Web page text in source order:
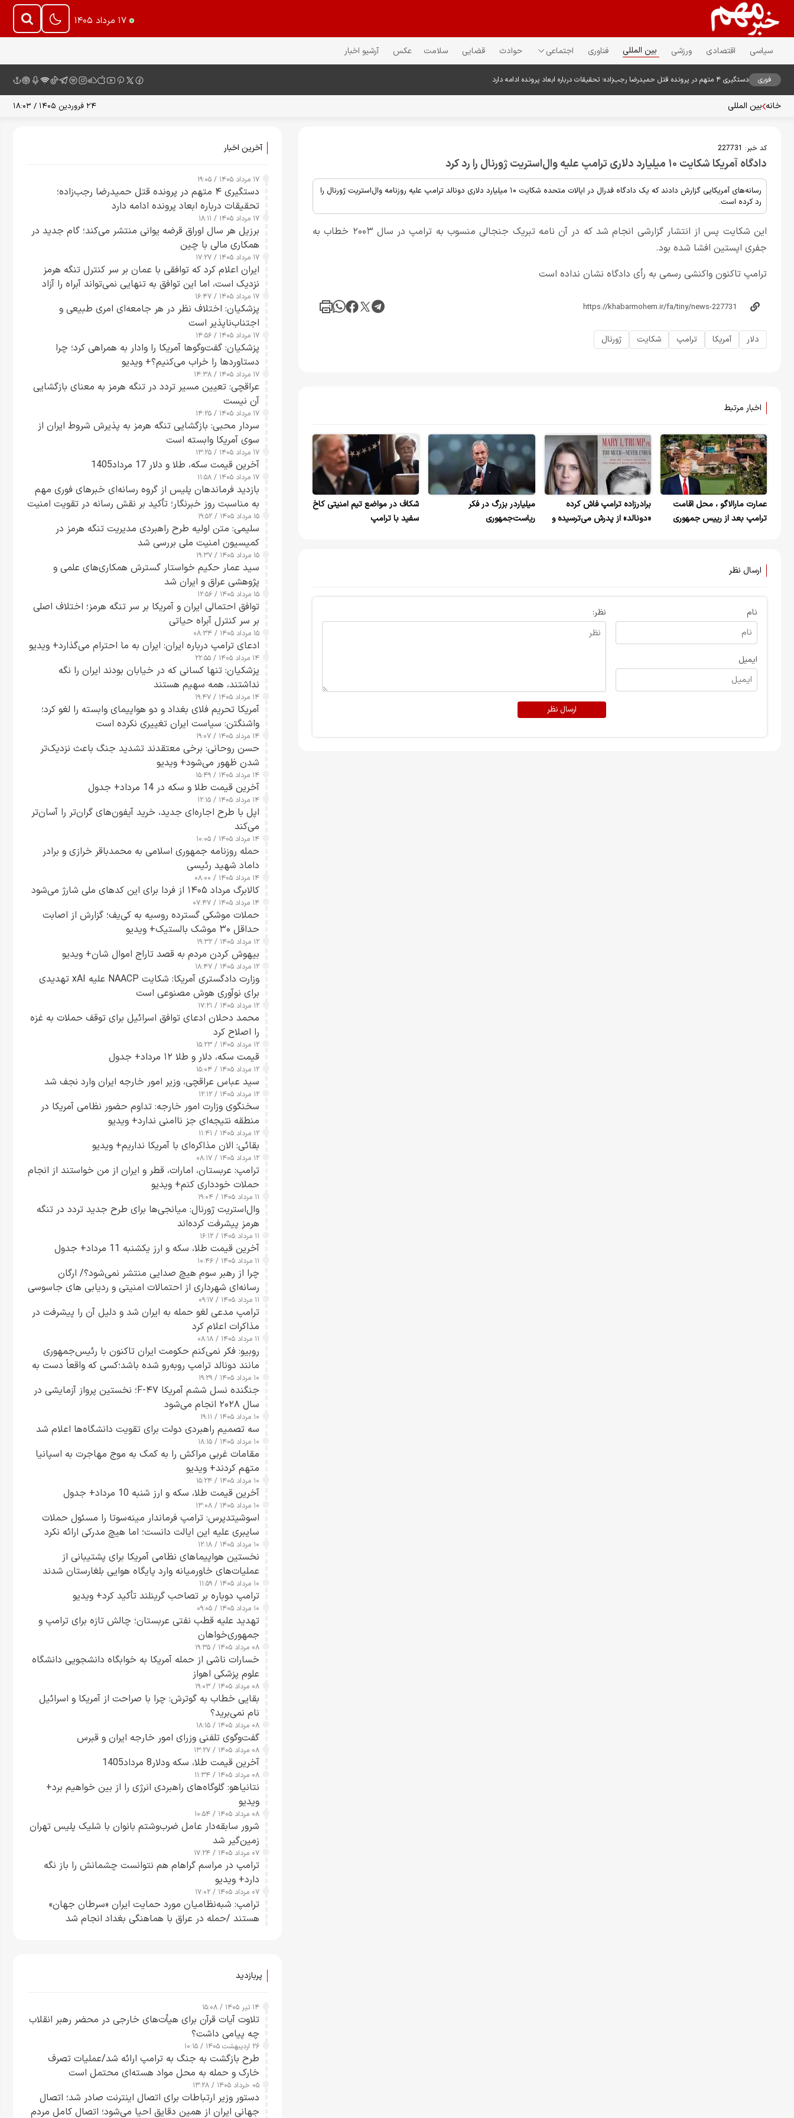
۱۷ مرداد ۱۴۰۵
سیاسی اقتصادی ورزشی بین المللی فناوری اجتماعی حوادث قضایی سلامت عکس آرشیو اخبار
فوری دستگیری ۴ متهم در پرونده قتل حمیدرضا رجب‌زاده؛ تحقیقات درباره ابعاد پرونده ادامه دارد
خانه بین المللی ۲۴ فروردین ۱۴۰۵ / ۱۸:۰۳
کد خبر: 227731
دادگاه آمریکا شکایت ۱۰ میلیارد دلاری ترامپ علیه وال‌استریت ژورنال را رد کرد
رسانه‌های آمریکایی گزارش دادند که یک دادگاه فدرال در ایالات متحده شکایت ۱۰ میلیارد دلاری دونالد ترامپ علیه روزنامه وال‌استریت ژورنال را
رد کرده است.
این شکایت پس از انتشار گزارشی انجام شد که در آن نامه تبریک جنجالی منسوب به ترامپ در سال ۲۰۰۳ خطاب به
جفری اپستین افشا شده بود.
ترامپ تاکنون واکنشی رسمی به رأی دادگاه نشان نداده است
دلار آمریکا ترامپ شکایت ژورنال
اخبار مرتبط
عمارت مارالاگو ، محل اقامت
ترامپ بعد از رییس جمهوری
برادر‌زاده ترامپ فاش کرده
«دونالد» از پدرش می‌ترسیده و
میلیاردر بزرگ در فکر
ریاست‌جمهوری
شکاف در مواضع تیم امنیتی کاخ
سفید با ترامپ
ارسال نظر
نام
ایمیل
نظر:
ارسال نظر
آخرین اخبار
۱۷ مرداد ۱۴۰۵ / ۱۹:۰۵
دستگیری ۴ متهم در پرونده قتل حمیدرضا رجب‌زاده؛
تحقیقات درباره ابعاد پرونده ادامه دارد
۱۷ مرداد ۱۴۰۵ / ۱۸:۱۱
برزیل هر سال اوراق قرضه یوانی منتشر می‌کند؛ گام جدید در
همکاری مالی با چین
۱۷ مرداد ۱۴۰۵ / ۱۷:۲۷
ایران اعلام کرد که توافقی با عمان بر سر کنترل تنگه هرمز
نزدیک است، اما این توافق به تنهایی نمی‌تواند آبراه را آزاد
کند
۱۷ مرداد ۱۴۰۵ / ۱۶:۴۷
پزشکیان: اختلاف نظر در هر جامعه‌ای امری طبیعی و
اجتناب‌ناپذیر است
۱۷ مرداد ۱۴۰۵ / ۱۴:۵۶
پزشکیان: گفت‌وگوها آمریکا را وادار به همراهی کرد؛ چرا
دستاوردها را خراب می‌کنیم؟+ ویدیو
۱۷ مرداد ۱۴۰۵ / ۱۴:۳۸
عراقچی: تعیین مسیر تردد در تنگه هرمز به معنای بازگشایی
آن نیست
۱۷ مرداد ۱۴۰۵ / ۱۴:۲۵
سردار محبی: بازگشایی تنگه هرمز به پذیرش شروط ایران از
سوی آمریکا وابسته است
۱۷ مرداد ۱۴۰۵ / ۱۳:۲۵
آخرین قیمت سکه، طلا و دلار 17 مرداد1405
۱۷ مرداد ۱۴۰۵ / ۱۱:۵۸
بازدید فرماندهان پلیس از گروه رسانه‌ای خبرهای فوری مهم
به مناسبت روز خبرنگار؛ تأکید بر نقش رسانه در تقویت امنیت
و اعتماد عمومی
۱۵ مرداد ۱۴۰۵ / ۱۹:۵۲
سلیمی: متن اولیه طرح راهبردی مدیریت تنگه هرمز در
کمیسیون امنیت ملی بررسی شد
۱۵ مرداد ۱۴۰۵ / ۱۹:۳۷
سید عمار حکیم خواستار گسترش همکاری‌های علمی و
پژوهشی عراق و ایران شد
۱۵ مرداد ۱۴۰۵ / ۱۲:۵۶
توافق احتمالی ایران و آمریکا بر سر تنگه هرمز؛ اختلاف اصلی
بر سر کنترل آبراه حیاتی
۱۵ مرداد ۱۴۰۵ / ۰۸:۳۴
ادعای ترامپ درباره ایران: ایران به ما احترام می‌گذارد+ ویدیو
۱۴ مرداد ۱۴۰۵ / ۲۲:۵۵
پزشکیان: تنها کسانی که در خیابان بودند ایران را نگه
نداشتند، همه سهیم هستند
۱۴ مرداد ۱۴۰۵ / ۱۹:۴۷
آمریکا تحریم فلای بغداد و دو هواپیمای وابسته را لغو کرد؛
واشنگتن: سیاست ایران تغییری نکرده است
۱۴ مرداد ۱۴۰۵ / ۱۹:۰۷
حسن روحانی: برخی معتقدند تشدید جنگ باعث نزدیک‌تر
شدن ظهور می‌شود+ ویدیو
۱۴ مرداد ۱۴۰۵ / ۱۵:۴۹
آخرین قیمت طلا و سکه در 14 مرداد+ جدول
۱۴ مرداد ۱۴۰۵ / ۱۲:۱۵
اپل با طرح اجاره‌ای جدید، خرید آیفون‌های گران‌تر را آسان‌تر
می‌کند
۱۴ مرداد ۱۴۰۵ / ۱۰:۰۵
حمله روزنامه جمهوری اسلامی به محمدباقر خرازی و برادر
داماد شهید رئیسی
۱۴ مرداد ۱۴۰۵ / ۰۸:۰۰
کالابرگ مرداد ۱۴۰۵ از فردا برای این کدهای ملی شارژ می‌شود
۱۴ مرداد ۱۴۰۵ / ۰۷:۴۷
حملات موشکی گسترده روسیه به کی‌یف؛ گزارش از اصابت
حداقل ۳۰ موشک بالستیک+ ویدیو
۱۲ مرداد ۱۴۰۵ / ۱۹:۳۲
بیهوش کردن مردم به قصد تاراج اموال شان+ ویدیو
۱۲ مرداد ۱۴۰۵ / ۱۸:۴۷
وزارت دادگستری آمریکا: شکایت NAACP علیه xAI تهدیدی
برای نوآوری هوش مصنوعی است
۱۲ مرداد ۱۴۰۵ / ۱۷:۲۱
محمد دحلان ادعای توافق اسرائیل برای توقف حملات به غزه
را اصلاح کرد
۱۲ مرداد ۱۴۰۵ / ۱۵:۲۳
قیمت سکه، دلار و طلا ۱۲ مرداد+ جدول
۱۲ مرداد ۱۴۰۵ / ۱۵:۰۴
سید عباس عراقچی، وزیر امور خارجه ایران وارد نجف شد
۱۲ مرداد ۱۴۰۵ / ۱۲:۱۲
سخنگوی وزارت امور خارجه: تداوم حضور نظامی آمریکا در
منطقه نتیجه‌ای جز ناامنی ندارد+ ویدیو
۱۲ مرداد ۱۴۰۵ / ۱۱:۴۱
بقائی: الان مذاکره‌ای با آمریکا نداریم+ ویدیو
۱۲ مرداد ۱۴۰۵ / ۰۸:۱۷
ترامپ: عربستان، امارات، قطر و ایران از من خواستند از انجام
حملات خودداری کنم+ ویدیو
۱۱ مرداد ۱۴۰۵ / ۱۹:۰۴
وال‌استریت ژورنال: میانجی‌ها برای طرح جدید تردد در تنگه
هرمز پیشرفت کرده‌اند
۱۱ مرداد ۱۴۰۵ / ۱۶:۱۲
آخرین قیمت طلا، سکه و ارز یکشنبه 11 مرداد+ جدول
۱۱ مرداد ۱۴۰۵ / ۱۰:۴۶
چرا از رهبر سوم هیچ صدایی منتشر نمی‌شود؟/ ارگان
رسانه‌ای شهرداری از احتمالات امنیتی و ردیابی های جاسوسی
گفت
۱۱ مرداد ۱۴۰۵ / ۰۹:۱۷
ترامپ مدعی لغو حمله به ایران شد و دلیل آن را پیشرفت در
مذاکرات اعلام کرد
۱۱ مرداد ۱۴۰۵ / ۰۸:۱۸
روبیو: فکر نمی‌کنم حکومت ایران تاکنون با رئیس‌جمهوری
مانند دونالد ترامپ روبه‌رو شده باشد؛کسی که واقعاً دست به
اقدام می‌زند
۱۰ مرداد ۱۴۰۵ / ۱۹:۲۹
جنگنده نسل ششم آمریکا F-۴۷؛ نخستین پرواز آزمایشی در
سال ۲۰۲۸ انجام می‌شود
۱۰ مرداد ۱۴۰۵ / ۱۹:۱۱
سه تصمیم راهبردی دولت برای تقویت دانشگاه‌ها اعلام شد
۱۰ مرداد ۱۴۰۵ / ۱۸:۱۵
مقامات غربی مراکش را به کمک به موج مهاجرت به اسپانیا
متهم کردند+ ویدیو
۱۰ مرداد ۱۴۰۵ / ۱۵:۲۴
آخرین قیمت طلا، سکه و ارز شنبه 10 مرداد+ جدول
۱۰ مرداد ۱۴۰۵ / ۱۳:۰۸
اسوشیتدپرس: ترامپ فرماندار مینه‌سوتا را مسئول حملات
سایبری علیه این ایالت دانست؛ اما هیچ مدرکی ارائه نکرد
۱۰ مرداد ۱۴۰۵ / ۱۲:۱۸
نخستین هواپیماهای نظامی آمریکا برای پشتیبانی از
عملیات‌های خاورمیانه وارد پایگاه هوایی بلغارستان شدند
۱۰ مرداد ۱۴۰۵ / ۱۱:۵۹
ترامپ دوباره بر تصاحب گرینلند تأکید کرد+ ویدیو
۱۰ مرداد ۱۴۰۵ / ۰۹:۰۵
تهدید علیه قطب نفتی عربستان؛ چالش تازه برای ترامپ و
جمهوری‌خواهان
۰۸ مرداد ۱۴۰۵ / ۱۹:۳۵
خسارات ناشی از حمله آمریکا به خوابگاه دانشجویی دانشگاه
علوم پزشکی اهواز
۰۸ مرداد ۱۴۰۵ / ۱۹:۰۳
بقایی خطاب به گوترش: چرا با صراحت از آمریکا و اسرائیل
نام نمی‌برید؟
۰۸ مرداد ۱۴۰۵ / ۱۸:۱۵
گفت‌وگوی تلفنی وزرای امور خارجه ایران و قبرس
۰۸ مرداد ۱۴۰۵ / ۱۳:۲۷
آخرین قیمت طلا، سکه ودلار8 مرداد1405
۰۸ مرداد ۱۴۰۵ / ۱۱:۳۴
نتانیاهو: گلوگاه‌های راهبردی انرژی را از بین خواهیم برد+
ویدیو
۰۸ مرداد ۱۴۰۵ / ۱۰:۵۴
شرور سابقه‌دار عامل ضرب‌وشتم بانوان با شلیک پلیس تهران
زمین‌گیر شد
۰۷ مرداد ۱۴۰۵ / ۱۷:۲۴
ترامپ در مراسم گراهام هم نتوانست چشمانش را باز نگه
دارد+ ویدیو
۰۷ مرداد ۱۴۰۵ / ۱۷:۰۲
ترامپ: شبه‌نظامیان مورد حمایت ایران «سرطان جهان»
هستند /حمله در عراق با هماهنگی بغداد انجام شد
پربازدید
۱۴ تیر ۱۴۰۵ / ۱۵:۰۸
تلاوت آیات قرآن برای هیأت‌های خارجی در محضر رهبر انقلاب
چه پیامی داشت؟
۲۶ اردیبهشت ۱۴۰۵ / ۱۰:۱۵
طرح‌ بازگشت به جنگ به ترامپ ارائه شد/عملیات تصرف
خارک و حمله به محل مواد هسته‌ای محتمل است
۰۵ خرداد ۱۴۰۵ / ۱۳:۲۸
دستور وزیر ارتباطات برای اتصال اینترنت صادر شد؛ اتصال
جهانی ایران از همین دقایق احیا می‌شود؛ اتصال کامل مردم